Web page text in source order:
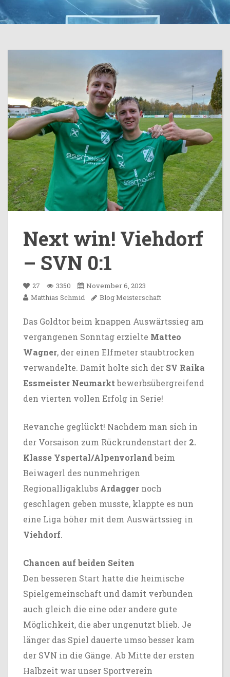
Next win! Viehdorf
– SVN 0:1
27 3350
November 6, 2023
Matthias Schmid
BlogMeisterschaft
Das Goldtor beim knappen Auswärtssieg am
vergangenen Sonntag erzielte Matteo
Wagner, der einen Elfmeter staubtrocken
verwandelte. Damit holte sich der SV Raika
Essmeister Neumarktbewerbsübergreifend
den vierten vollen Erfolg in Serie!
Revanche geglückt! Nachdem man sich in
der Vorsaison zum Rückrundenstart der 2.
Klasse Yspertal/Alpenvorlandbeim
Beiwagerl des nunmehrigen
Regionalligaklubs Ardagger noch
geschlagen geben musste, klappte es nun
eine Liga höher mit dem Auswärtssieg in
Viehdorf.
Chancen auf beiden Seiten
Den besseren Start hatte die heimische
Spielgemeinschaft und damit verbunden
auch gleich die eine oder andere gute
Möglichkeit, die aber ungenutzt blieb. Je
länger das Spiel dauerte umso besser kam
der SVN in die Gänge. Ab Mitte der ersten
Halbzeit war unser Sportverein